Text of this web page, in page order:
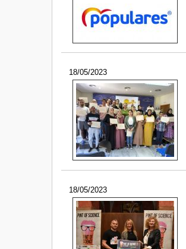
18/05/2023
18/05/2023